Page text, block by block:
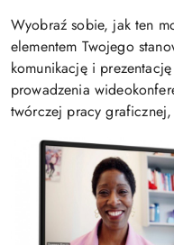
Wyobraź sobie, jak ten
elementem Twojego
komunikację i
prowadzenia
twórczej pracy